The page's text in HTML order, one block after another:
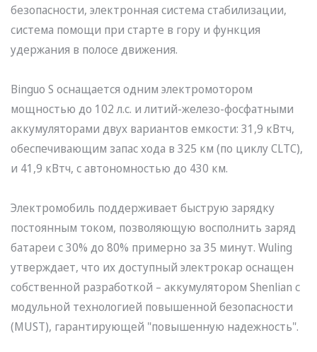
безопасности, электронная система стабилизации,
система помощи при старте в гору и функция
удержания в полосе движения.
Binguo S оснащается одним электромотором
мощностью до 102 л.с. и литий-железо-фосфатными
аккумуляторами двух вариантов емкости: 31,9 кВтч,
обеспечивающим запас хода в 325 км (по циклу CLTC),
и 41,9 кВтч, с автономностью до 430 км.
Электромобиль поддерживает быструю зарядку
постоянным током, позволяющую восполнить заряд
батареи с 30% до 80% примерно за 35 минут. Wuling
утверждает, что их доступный электрокар оснащен
собственной разработкой – аккумулятором Shenlian с
модульной технологией повышенной безопасности
(MUST), гарантирующей "повышенную надежность".